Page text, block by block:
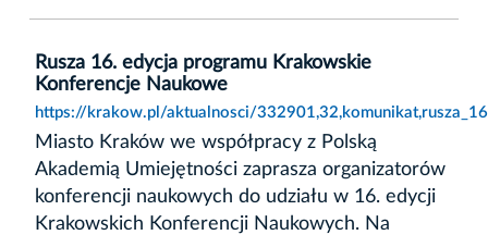
Rusza 16. edycja programu Krakowskie
Konferencje Naukowe
https://krakow.pl/aktualnosci/
Miasto Kraków we współpracy z Polską
Akademią Umiejętności zaprasza organizatorów
konferencji naukowych do udziału w 16. edycji
Krakowskich Konferencji Naukowych. Na